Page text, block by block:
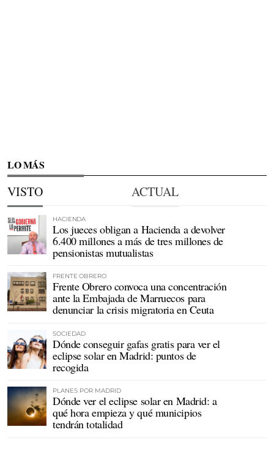
LO MÁS
VISTO ACTUAL
HACIENDA
Los jueces obligan a Hacienda a devolver
6.400 millones a más de tres millones de
pensionistas mutualistas
FRENTE OBRERO
Frente Obrero convoca una concentración
ante la Embajada de Marruecos para
denunciar la crisis migratoria en Ceuta
SOCIEDAD
Dónde conseguir gafas gratis para ver el
eclipse solar en Madrid: puntos de
recogida
PLANES POR MADRID
Dónde ver el eclipse solar en Madrid: a
qué hora empieza y qué municipios
tendrán totalidad